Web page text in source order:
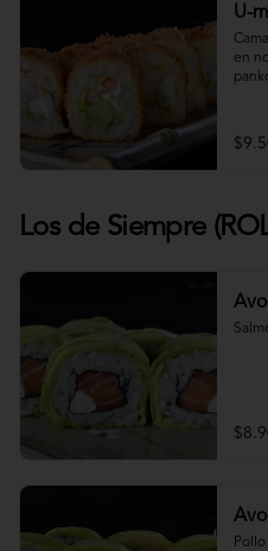
U-
en
Los de Siempre